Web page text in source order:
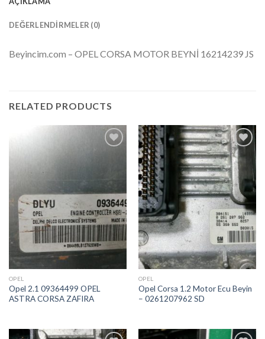
DEĞERLENDIRMELER (0)
Beyincim.com – OPEL CORSA MOTOR BEYNİ 16214239 JS
RELATED PRODUCTS
Listeme
Ekle
OPEL
Opel 2.1 09364499 OPEL
ASTRA CORSA ZAFIRA
İstek
Listeme
Ekle
OPEL
Opel Corsa 1.2 Motor Ecu Beyin
– 0261207962 SD